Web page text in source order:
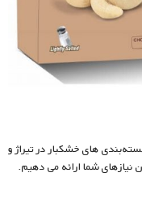
های خشکبار در تیراژ و
نیازهای شما ارائه می دهیم.